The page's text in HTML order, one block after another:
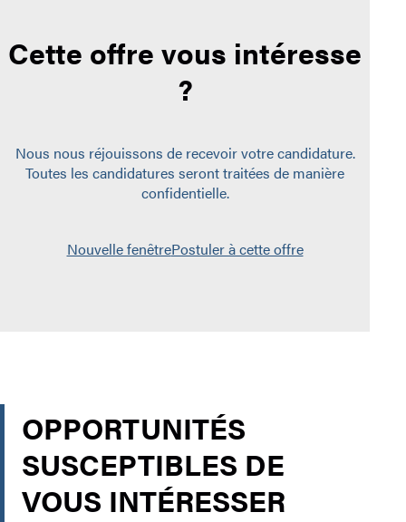
Cette offre vous intéresse
?
Nous nous réjouissons de recevoir votre candidature.
Toutes les candidatures seront traitées de manière
confidentielle.
Nouvelle fenêtrePostuler à cette offre
OPPORTUNITÉS
SUSCEPTIBLES DE
VOUS INTÉRESSER